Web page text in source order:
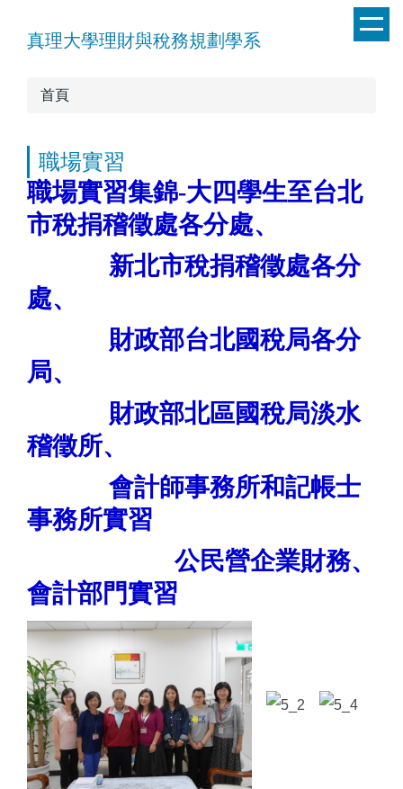
真理大學理財與稅務規劃學系
首頁
職場實習
職場實習集錦-大四學生至台北
市稅捐稽徵處各分處、
新北市稅捐稽徵處各分
處、
財政部台北國稅局各分
局、
財政部北區國稅局淡水
稽徵所、
會計師事務所和記帳士
事務所實習
公民營企業財務、
會計部門實習